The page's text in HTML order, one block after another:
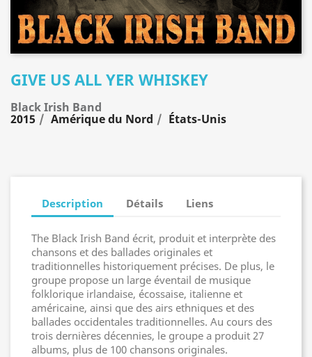
GIVE US ALL YER WHISKEY
Black Irish Band
2015 Amérique du Nord États-Unis
Description Détails Liens
The Black Irish Band écrit, produit et interprète des
chansons et des ballades originales et
traditionnelles historiquement précises. De plus, le
groupe propose un large éventail de musique
folklorique irlandaise, écossaise, italienne et
américaine, ainsi que des airs ethniques et des
ballades occidentales traditionnelles. Au cours des
trois dernières décennies, le groupe a produit 27
albums, plus de 100 chansons originales.